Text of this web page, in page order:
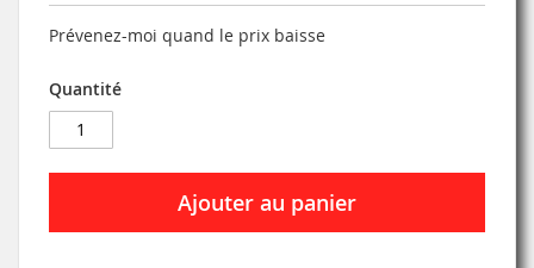
Prévenez-moi quand le prix baisse
Quantité
Ajouter au panier